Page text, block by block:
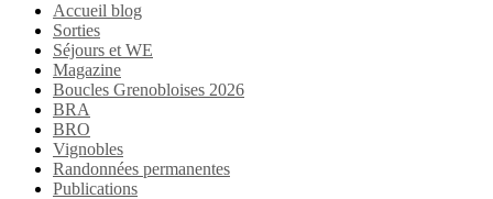
Accueil blog
Sorties
Séjours et WE
Magazine
Boucles Grenobloises 2026
BRA
BRO
Vignobles
Randonnées permanentes
Publications